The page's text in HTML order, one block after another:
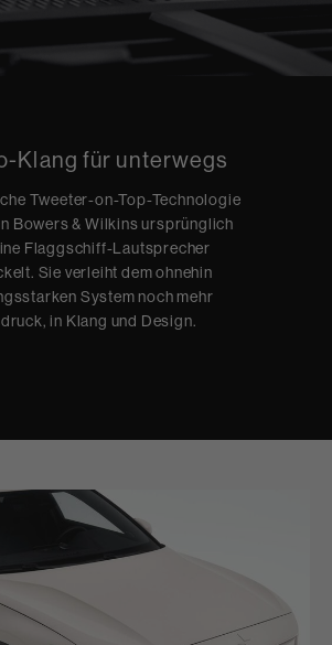
Klang für unterwegs
Tweeter-on-Top-Technologie
Bowers & Wilkins ursprünglich
Flaggschiff-Lautsprecher
Sie verleiht dem ohnehin
System noch mehr
in Klang und Design.